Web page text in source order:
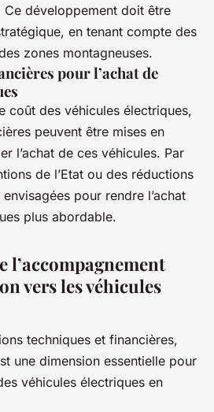
Ce développement doit être
en tenant compte des
zones montagneuses.
pour l’achat de
coût des véhicules électriques,
peuvent être mises en
l’achat de ces véhicules. Par
de l’Etat ou des réductions
pour rendre l’achat
plus abordable.
l’accompagnement
vers les véhicules
techniques et financières,
une dimension essentielle pour
véhicules électriques en